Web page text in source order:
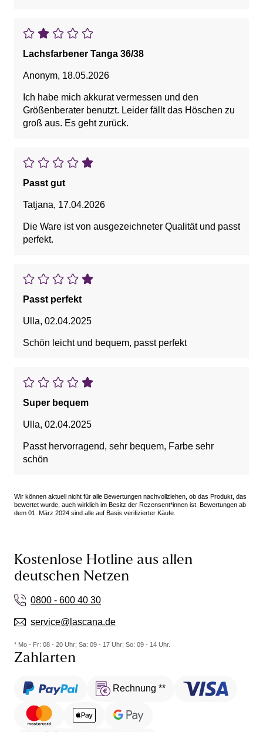
Lachsfarbener Tanga 36/38
Anonym, 18.05.2026
Ich habe mich akkurat vermessen und den
Größenberater benutzt. Leider fällt das Höschen zu
groß aus. Es geht zurück.
Passt gut
Tatjana, 17.04.2026
Die Ware ist von ausgezeichneter Qualität und passt
perfekt.
Passt perfekt
Ulla, 02.04.2025
Schön leicht und bequem, passt perfekt
Super bequem
Ulla, 02.04.2025
Passt hervorragend, sehr bequem, Farbe sehr
schön
Wir können aktuell nicht für alle Bewertungen nachvollziehen, ob das Produkt, das
bewertet wurde, auch wirklich im Besitz der Rezensent*innen ist. Bewertungen ab
dem 01. März 2024 sind alle auf Basis verifizierter Käufe.
Kostenlose Hotline aus allen
deutschen Netzen
0800 - 600 40 30
service@lascana.de
* Mo - Fr: 08 - 20 Uhr; Sa: 09 - 17 Uhr; So: 09 - 14 Uhr.
Zahlarten
Rechnung **